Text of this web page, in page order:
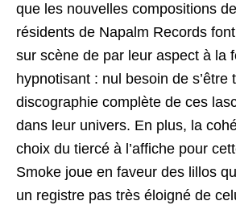
que les nouvelles compositions
résidents de Napalm Records
sur scène de par leur aspect à la
hypnotisant : nul besoin de s’être
discographie complète de ces
dans leur univers. En plus, la
choix du tiercé à l’affiche pour
Smoke joue en faveur des lillos
un registre pas très éloigné de